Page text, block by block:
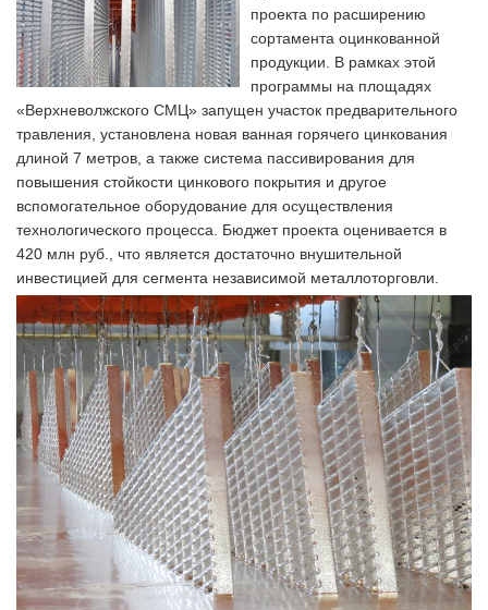
проекта по расширению
сортамента оцинкованной
продукции. В рамках этой
программы на площадях
«Верхневолжского СМЦ» запущен участок предварительного
травления, установлена новая ванная горячего цинкования
длиной 7 метров, а также система пассивирования для
повышения стойкости цинкового покрытия и другое
вспомогательное оборудование для осуществления
технологического процесса. Бюджет проекта оценивается в
420 млн руб., что является достаточно внушительной
инвестицией для сегмента независимой металлоторговли.